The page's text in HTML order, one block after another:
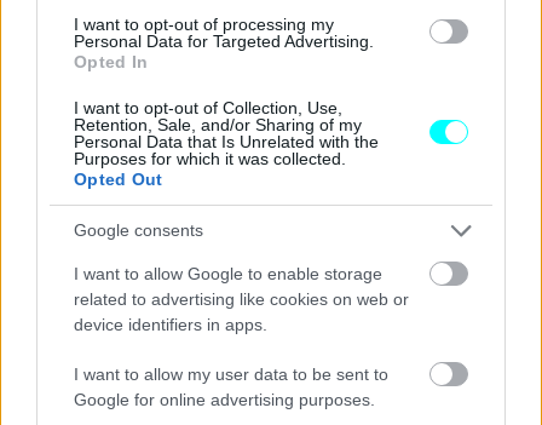
I want to opt-out of processing my
Personal Data for Targeted Advertising.
Opted In
I want to opt-out of Collection, Use,
Retention, Sale, and/or Sharing of my
Personal Data that Is Unrelated with the
Purposes for which it was collected.
Opted Out
Google consents
I want to allow Google to enable storage
related to advertising like cookies on web or
device identifiers in apps.
I want to allow my user data to be sent to
Google for online advertising purposes.
αλλά αν έστω περνάει στη δεύτερη φάση των
κατατακτήριων, θα είναι μία καλή αρχή μετά τον ουραγό
πέρυσι, το Q2 μόνο σίγουρο δεν το είχε!
Συνολικά όμως,
; Όπως έχω ξαναγράψει, μπορεί να την κάνει
της Red Bull – με ό,τι κι αν σημαίνει αυτό. Θα έχει το
χρόνο και όπως είπε και ο Horner, θα μείνει σε αυτό το
ανέβασε σημαντικά το οικονομικό bonus για την